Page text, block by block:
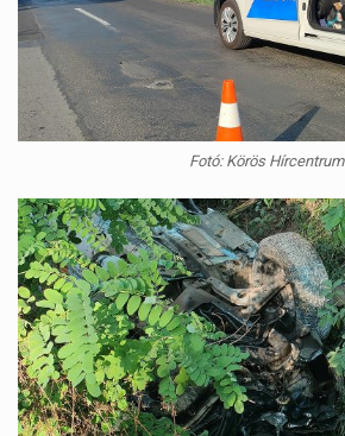
Fotó: Körös Hírcentrum